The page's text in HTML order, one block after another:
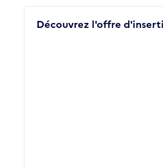
Découvrez l'offre